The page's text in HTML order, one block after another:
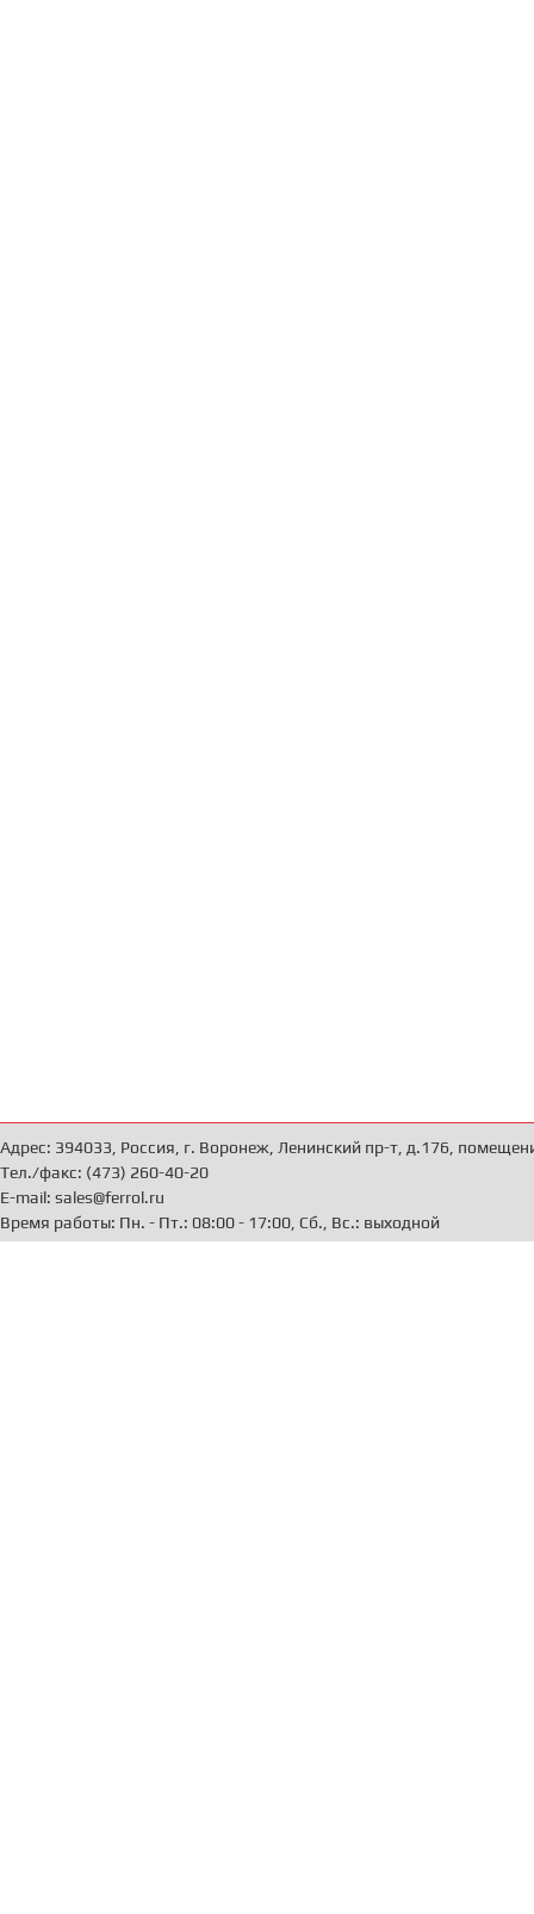
Адрес: 394033, Россия, г. Воронеж, Ленинский пр-т, д.176,
Тел./факс: (473) 260-40-20
E-mail: sales@ferrol.ru
Время работы: Пн. - Пт.: 08:00 - 17:00, Сб., Вс.: выходной